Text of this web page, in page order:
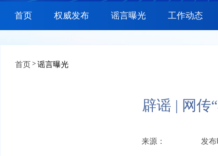
首页 权威发布 谣言曝光 工作动态
首页 > 谣言曝光
辟谣 | 网传
来源： 发布